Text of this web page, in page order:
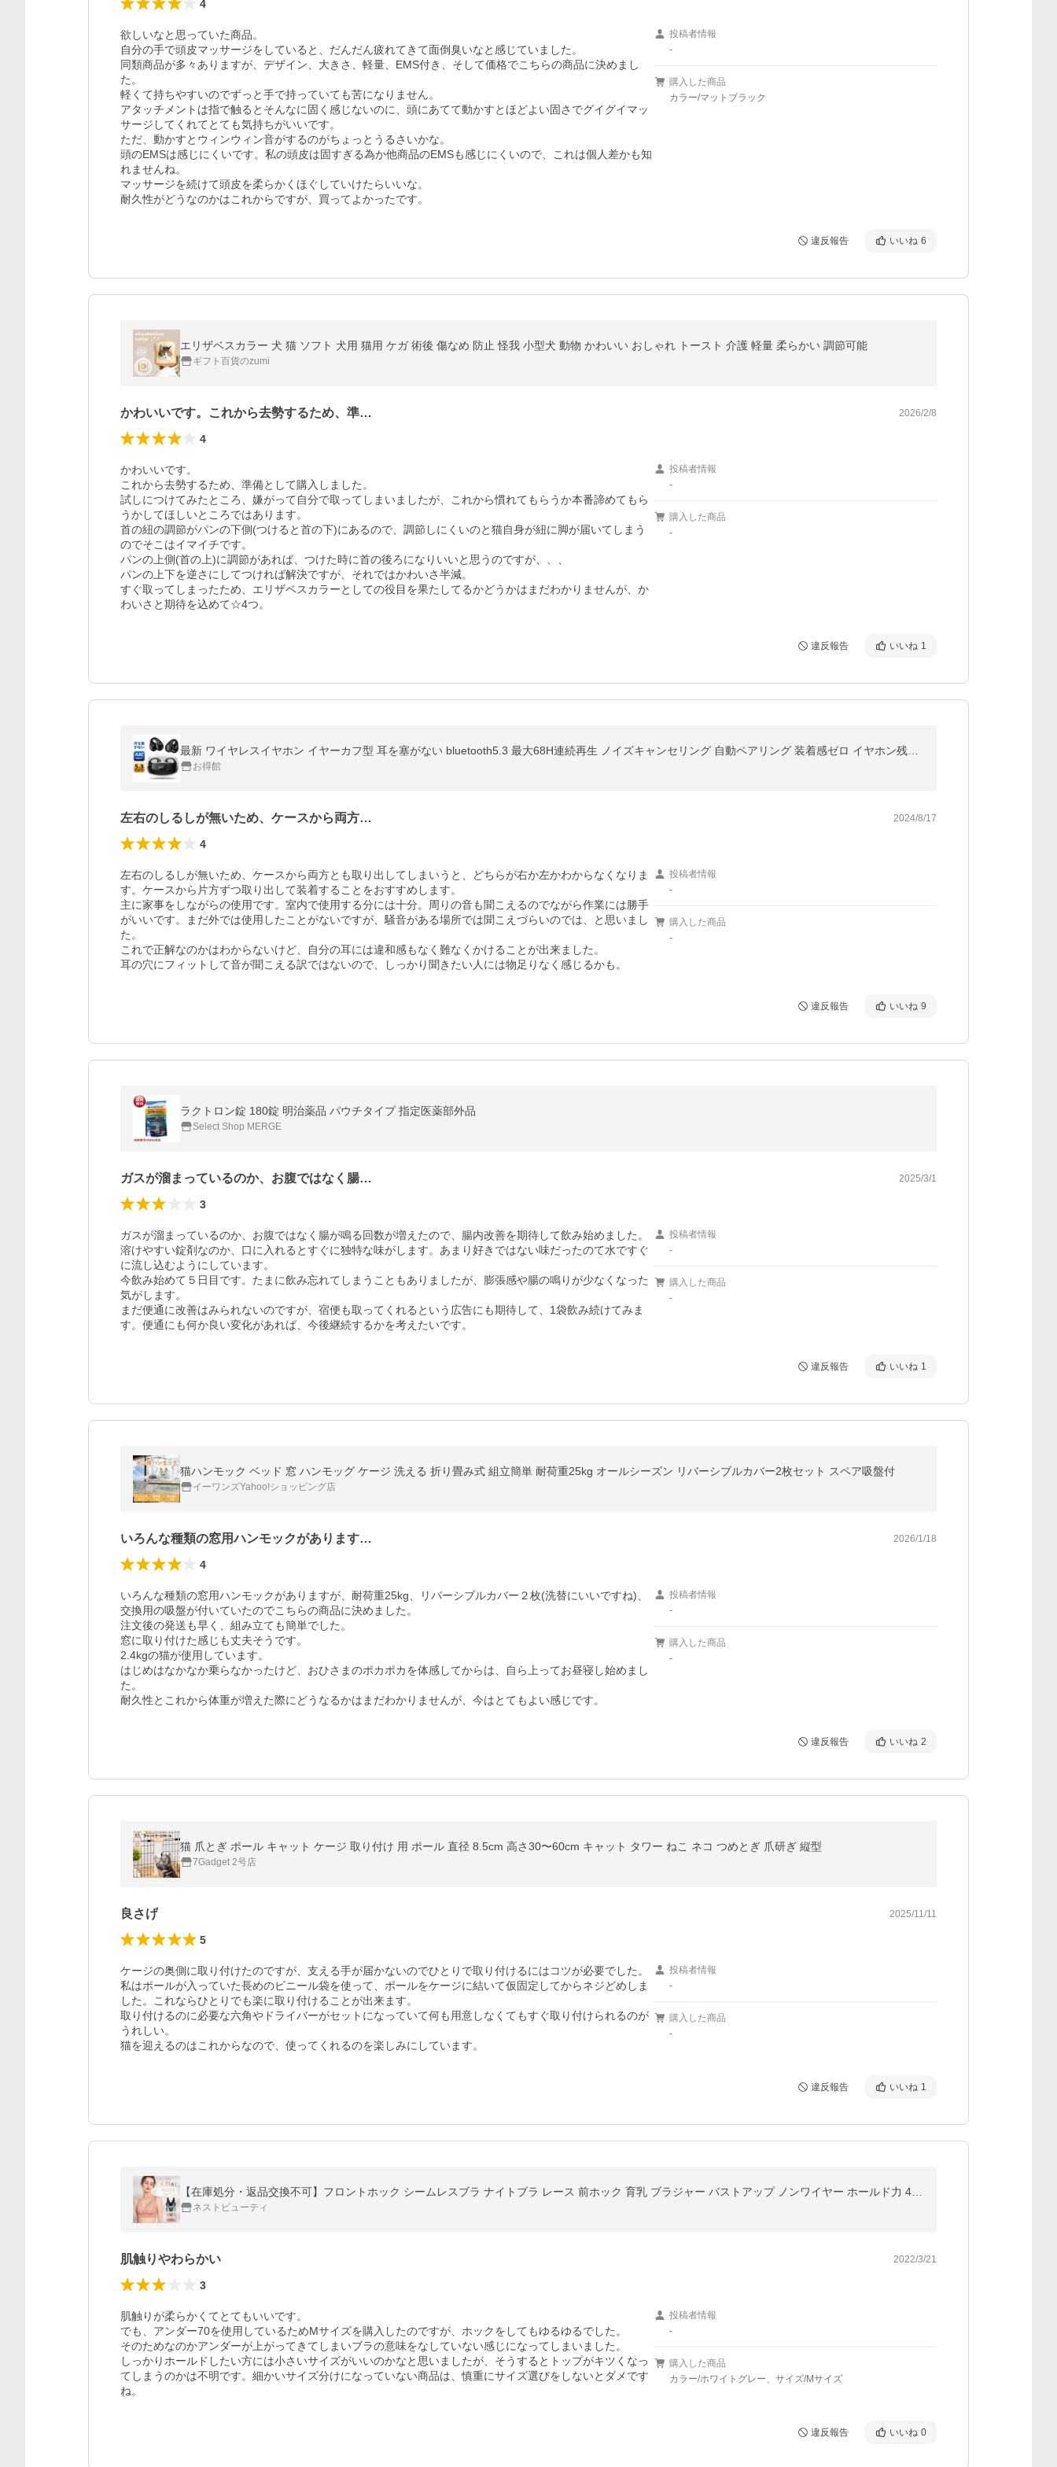
4
欲しいなと思っていた商品。
自分の手で頭皮マッサージをしていると、だんだん疲れてきて面倒臭いなと感じていました。
同類商品が多々ありますが、デザイン、大きさ、軽量、EMS付き、そして価格でこちらの商品に決めまし
た。
軽くて持ちやすいのでずっと手で持っていても苦になりません。
アタッチメントは指で触るとそんなに固く感じないのに、頭にあてて動かすとほどよい固さでグイグイマッ
サージしてくれてとても気持ちがいいです。
ただ、動かすとウィンウィン音がするのがちょっとうるさいかな。
頭のEMSは感じにくいです。私の頭皮は固すぎる為か他商品のEMSも感じにくいので、これは個人差かも知
れませんね。
マッサージを続けて頭皮を柔らかくほぐしていけたらいいな。
耐久性がどうなのかはこれからですが、買ってよかったです。
投稿者情報
-
購入した商品
カラー/マットブラック
違反報告 いいね 6
エリザベスカラー 犬 猫 ソフト 犬用 猫用 ケガ 術後 傷なめ 防止 怪我 小型犬 動物 かわいい おしゃれ トースト 介護 軽量 柔らかい 調節可能
ギフト百貨のzumi
かわいいです。これから去勢するため、準… 2026/2/8
4
かわいいです。
これから去勢するため、準備として購入しました。
試しにつけてみたところ、嫌がって自分で取ってしまいましたが、これから慣れてもらうか本番諦めてもら
うかしてほしいところではあります。
首の紐の調節がパンの下側(つけると首の下)にあるので、調節しにくいのと猫自身が紐に脚が届いてしまう
のでそこはイマイチです。
パンの上側(首の上)に調節があれば、つけた時に首の後ろになりいいと思うのですが、、、
パンの上下を逆さにしてつければ解決ですが、それではかわいさ半減。
すぐ取ってしまったため、エリザベスカラーとしての役目を果たしてるかどうかはまだわかりませんが、か
わいさと期待を込めて☆4つ。
投稿者情報
-
購入した商品
-
違反報告 いいね 1
お得館
左右のしるしが無いため、ケースから両方… 2024/8/17
4
左右のしるしが無いため、ケースから両方とも取り出してしまいうと、どちらが右か左かわからなくなりま
す。ケースから片方ずつ取り出して装着することをおすすめします。
主に家事をしながらの使用です。室内で使用する分には十分。周りの音も聞こえるのでながら作業には勝手
がいいです。まだ外では使用したことがないですが、騒音がある場所では聞こえづらいのでは、と思いまし
た。
これで正解なのかはわからないけど、自分の耳には違和感もなく難なくかけることが出来ました。
耳の穴にフィットして音が聞こえる訳ではないので、しっかり聞きたい人には物足りなく感じるかも。
投稿者情報
-
購入した商品
-
違反報告 いいね 9
ラクトロン錠 180錠 明治薬品 パウチタイプ 指定医薬部外品
Select Shop MERGE
ガスが溜まっているのか、お腹ではなく腸… 2025/3/1
3
ガスが溜まっているのか、お腹ではなく腸が鳴る回数が増えたので、腸内改善を期待して飲み始めました。
溶けやすい錠剤なのか、口に入れるとすぐに独特な味がします。あまり好きではない味だったのて水ですぐ
に流し込むようにしています。
今飲み始めて５日目です。たまに飲み忘れてしまうこともありましたが、膨張感や腸の鳴りが少なくなった
気がします。
まだ便通に改善はみられないのですが、宿便も取ってくれるという広告にも期待して、1袋飲み続けてみま
投稿者情報
-
購入した商品
-
違反報告 いいね 1
猫ハンモック ベッド 窓 ハンモッグ ケージ 洗える 折り畳み式 組立簡単 耐荷重25kg オールシーズン リバーシブルカバー2枚セット スペア吸盤付
イーワンズYahoo!ショッピング店
いろんな種類の窓用ハンモックがあります… 2026/1/18
4
いろんな種類の窓用ハンモックがありますが、耐荷重25kg、リバーシブルカバー２枚(洗替にいいですね)、
交換用の吸盤が付いていたのでこちらの商品に決めました。
注文後の発送も早く、組み立ても簡単でした。
窓に取り付けた感じも丈夫そうです。
2.4kgの猫が使用しています。
はじめはなかなか乗らなかったけど、おひさまのポカポカを体感してからは、自ら上ってお昼寝し始めまし
た。
耐久性とこれから体重が増えた際にどうなるかはまだわかりませんが、今はとてもよい感じです。
投稿者情報
-
購入した商品
-
違反報告 いいね 2
猫 爪とぎ ポール キャット ケージ 取り付け 用 ポール 直径 8.5cm 高さ30〜60cm キャット タワー ねこ ネコ つめとぎ 爪研ぎ 縦型
7Gadget 2号店
良さげ 2025/11/11
5
ケージの奥側に取り付けたのですが、支える手が届かないのでひとりで取り付けるにはコツが必要でした。
私はポールが入っていた長めのビニール袋を使って、ポールをケージに結いて仮固定してからネジどめしま
した。これならひとりでも楽に取り付けることが出来ます。
取り付けるのに必要な六角やドライバーがセットになっていて何も用意しなくてもすぐ取り付けられるのが
うれしい。
猫を迎えるのはこれからなので、使ってくれるのを楽しみにしています。
投稿者情報
-
購入した商品
-
違反報告 いいね 1
ネストビューティ
肌触りやわらかい 2022/3/21
3
肌触りが柔らかくてとてもいいです。
でも、アンダー70を使用しているためMサイズを購入したのですが、ホックをしてもゆるゆるでした。
そのためなのかアンダーが上がってきてしまいブラの意味をなしていない感じになってしまいました。
しっかりホールドしたい方には小さいサイズがいいのかなと思いましたが、そうするとトップがキツくなっ
てしまうのかは不明です。細かいサイズ分けになっていない商品は、慎重にサイズ選びをしないとダメです
ね。
投稿者情報
-
購入した商品
カラー/ホワイトグレー、サイズ/Mサイズ
違反報告 いいね 0